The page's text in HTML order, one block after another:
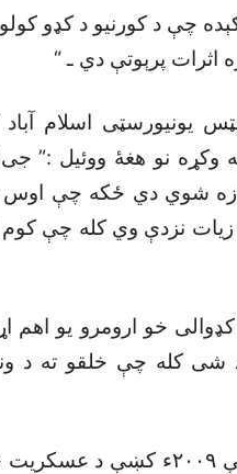
چې د کورنيو د کډو
اثرات پرېوتې دي ـ “
يونيورسټى اسلام
وکړه نو هغۀ ووئيل :”
شوي دي ځکه چې اوس
نزدې وي کله چې کوم
کډوالى خو ارومرو يو
کله چې خلقو ته د
ډاکټر لال بادشاه ووئيل چې